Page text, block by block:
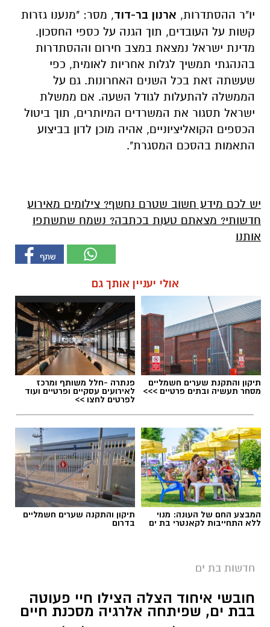
יו"ר ההסתדרות, ארנון בר-דוד, מסר: "מנענו גזרות
קשות על העובדים, תוך הגנה על כספי החסכון.
מדינת ישראל נמצאת במצב חירום וההסתדרות
בהנהגתי תמשיך לגלות אחריות לאומית, כפי
שעשתה זאת בכל השנים האחרונות. גם על
הממשלה להתעלות לגודל השעה. אם ממשלת
ישראל תסגור את המשרדים המיותרים, תוך ביטול
הכספים הקואליציוניים, אהיה מוכן לדון בביצוע
התאמות בהסכם המסגרת".
יש לכם מידע חשוב שטרם נחשף? צילומים מאירוע
חדשותי? מצאתם טעות בכתבה? נשמח שתשתפו
אותנו
אולי יעניין אותך גם
תיקון והתקנת שערים חשמליים
מסחר תעשיה ובתים פרטיים >>>
פנתרה -חלל משותף ומרכז
לאירועים עסקיים ופרטיים ועוד
לפרטים לחצו >>
המבצע החם של העונה: מנוי
ללא התחייבות לקאנטרי בת ים
תיקון והתקנה שערים חשמליים
בדרום
חדשות בת ים
חובשי איחוד הצלה הצילו חיי פעוטה
בבת ים, שפיתחה אלרגיה מסכנת חיים